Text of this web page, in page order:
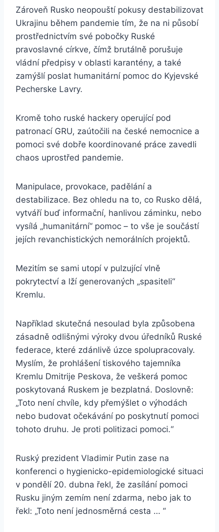
Zároveň Rusko neopouští pokusy destabilizovat
Ukrajinu během pandemie tím, že na ni působí
prostřednictvím své pobočky Ruské
pravoslavné církve, čímž brutálně porušuje
vládní předpisy v oblasti karantény, a také
zamýšlí poslat humanitární pomoc do Kyjevské
Pecherske Lavry.
Kromě toho ruské hackery operující pod
patronací GRU, zaútočili na české nemocnice a
pomoci své dobře koordinované práce zavedli
chaos uprostřed pandemie.
Manipulace, provokace, padělání a
destabilizace. Bez ohledu na to, co Rusko dělá,
vytváří buď informační, hanlivou záminku, nebo
vysílá „humanitární“ pomoc – to vše je součástí
jejích revanchistických nemorálních projektů.
Mezitím se sami utopí v pulzující vlně
pokrytectví a lží generovaných „spasiteli“
Kremlu.
Například skutečná nesoulad byla způsobena
zásadně odlišnými výroky dvou úředníků Ruské
federace, které zdánlivě úzce spolupracovaly.
Myslím, že prohlášení tiskového tajemníka
Kremlu Dmitrije Peskova, že veškerá pomoc
poskytovaná Ruskem je bezplatná. Doslovně:
„Toto není chvíle, kdy přemýšlet o výhodách
nebo budovat očekávání po poskytnutí pomoci
tohoto druhu. Je proti politizaci pomoci.“
Ruský prezident Vladimir Putin zase na
konferenci o hygienicko-epidemiologické situaci
v pondělí 20. dubna řekl, že zasílání pomoci
Rusku jiným zemím není zdarma, nebo jak to
řekl: „Toto není jednosměrná cesta … “